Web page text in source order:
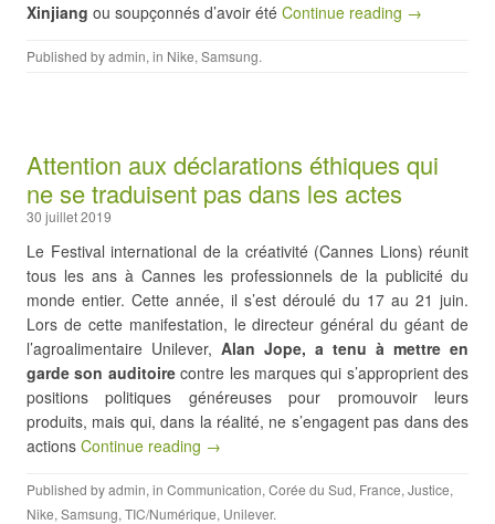
Xinjiang ou soupçonnés d’avoir été Continue reading →
Published byadmin, in Nike, Samsung.
Attention aux déclarations éthiques qui
ne se traduisent pas dans les actes
30 juillet 2019
Le Festival international de la créativité (Cannes Lions) réunit
tous les ans à Cannes les professionnels de la publicité du
monde entier. Cette année, il s’est déroulé du 17 au 21 juin.
Lors de cette manifestation, le directeur général du géant de
l’agroalimentaire Unilever, Alan Jope, a tenu à mettre en
garde son auditoirecontre les marques qui s’approprient des
positions politiques généreuses pour promouvoir leurs
produits, mais qui, dans la réalité, ne s’engagent pas dans des
actions Continue reading →
Published byadmin, in Communication, Corée du Sud, France, Justice,
Nike, Samsung, TIC/Numérique, Unilever.